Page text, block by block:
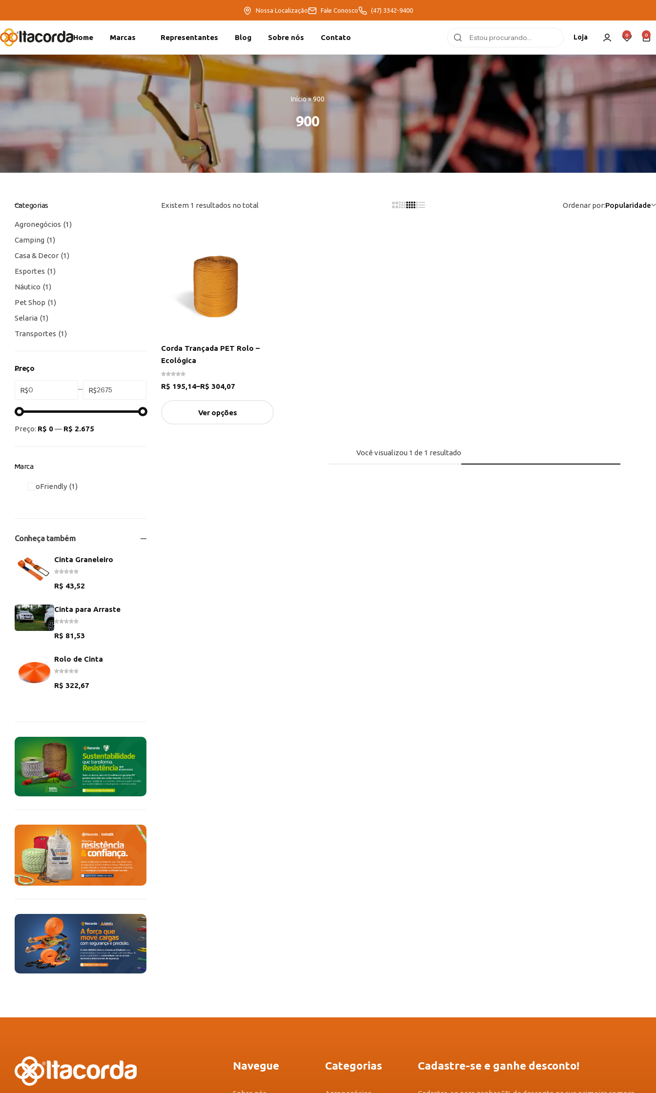
Nossa Localização Fale Conosco (47) 3342-9400
Home Marcas Representantes Blog Sobre nós Contato Loja 0 0
Início»900
900
Existem 1 resultados no total Ordenar por:Popularidade
Corda Trançada PET Rolo –
Ecológica
R$ 195,14–R$ 304,07
Ver opções
Você visualizou 1 de 1 resultado
Categorias
Agronegócios
1
Camping 1
Casa & Decor 1
Esportes
1
Náutico
1
Pet Shop
1
Selaria 1
Transportes
1
Preço
R$ R$
Preço: R$ 0— R$ 2.675
Marca
EcoFriendly 1
Conheça também
Cinta Graneleiro
R$ 43,52
Cinta para Arraste
R$ 81,53
Rolo de Cinta
R$ 322,67
Navegue Categorias Cadastre-se e ganhe desconto!
DeltaFix
EcoFriendly
ItaMaxx